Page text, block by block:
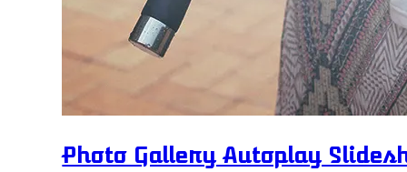
Photo Gallery Autoplay